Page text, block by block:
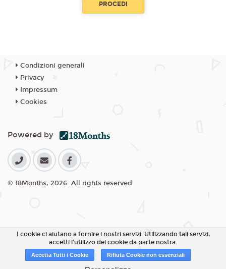
Condizioni generali
Privacy
Impressum
Cookies
Powered by
© 18Months, 2026. All rights reserved
I cookie ci aiutano a fornire i nostri servizi. Utilizzando tali servizi,
accetti l'utilizzo dei cookie da parte nostra.
Accetta Tutti i Cookie Rifiuta Cookie non essenziali